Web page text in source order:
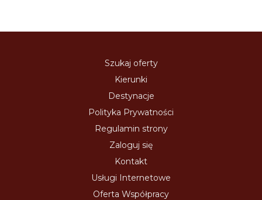
Szukaj oferty
Kierunki
Destynacje
Polityka Prywatności
Regulamin strony
Zaloguj się
Kontakt
Usługi Internetowe
Oferta Współpracy